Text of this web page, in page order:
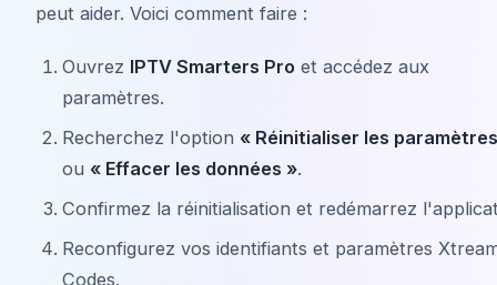
peut aider. Voici comment faire :
Ouvrez IPTV Smarters Pro et accédez aux
paramètres.
Recherchez l'option « Réinitialiser les
ou « Effacer les données ».
Confirmez la réinitialisation et redémarrez
Reconfigurez vos identifiants et paramètres
Codes.